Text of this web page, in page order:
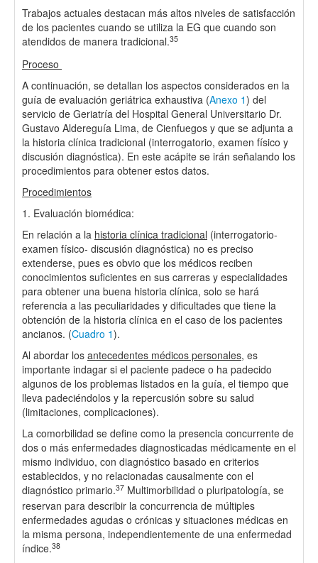
Trabajos actuales destacan más altos niveles de satisfacción
de los pacientes cuando se utiliza la EG que cuando son
atendidos de manera tradicional.35
Proceso
A continuación, se detallan los aspectos considerados en la
guía de evaluación geriátrica exhaustiva (Anexo 1) del
servicio de Geriatría del Hospital General Universitario Dr.
Gustavo Aldereguía Lima, de Cienfuegos y que se adjunta a
la historia clínica tradicional (interrogatorio, examen físico y
discusión diagnóstica). En este acápite se irán señalando los
procedimientos para obtener estos datos.
Procedimientos
1. Evaluación biomédica:
En relación a la historia clínica tradicional (interrogatorio-
examen físico- discusión diagnóstica) no es preciso
extenderse, pues es obvio que los médicos reciben
conocimientos suficientes en sus carreras y especialidades
para obtener una buena historia clínica, solo se hará
referencia a las peculiaridades y dificultades que tiene la
obtención de la historia clínica en el caso de los pacientes
ancianos. (Cuadro 1).
Al abordar los antecedentes médicos personales, es
importante indagar si el paciente padece o ha padecido
algunos de los problemas listados en la guía, el tiempo que
lleva padeciéndolos y la repercusión sobre su salud
(limitaciones, complicaciones).
La comorbilidad se define como la presencia concurrente de
dos o más enfermedades diagnosticadas médicamente en el
mismo individuo, con diagnóstico basado en criterios
establecidos, y no relacionadas causalmente con el
diagnóstico primario.37 Multimorbilidad o pluripatología, se
reservan para describir la concurrencia de múltiples
enfermedades agudas o crónicas y situaciones médicas en
la misma persona, independientemente de una enfermedad
índice.38